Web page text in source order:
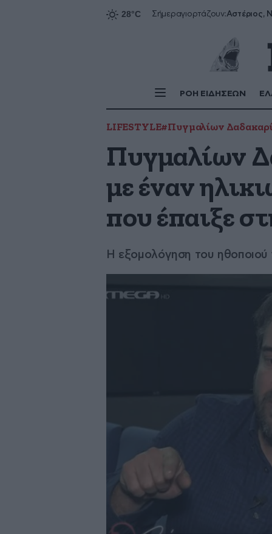
Σήμεραγιορτάζουν:Αστέριος,
ΡΟΗ ΕΙΔΗΣΕΩΝ
LIFESTYLE#Πυγμαλίων
Πυγμαλίων
με έναν
που έπαιξε
Η εξομολόγηση του ηθοποιού